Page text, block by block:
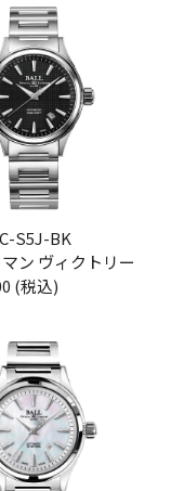
S5J-BK
ン ヴィクトリー
(税込)